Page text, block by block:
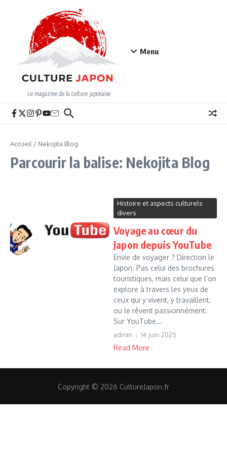
Le magazine de la culture japonaise
Menu
Accueil / Nekojita Blog
Parcourir la balise: Nekojita Blog
Histoire et aspects culturels
divers
Voyage au cœur du
Japon depuis YouTube
Envie de voyager ? Direction le
Japon. Pas celui des brochures
touristiques, mais celui que l’on
explore à travers les yeux de
ceux qui y vivent, y travaillent,
ou le rêvent passionnément.
Sur YouTube...
admin 14 juin 2025
Read More